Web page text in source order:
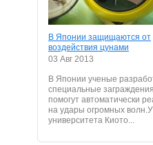
В Японии защищаются от
воздействия цунами
03 Авг 2013
В Японии ученые
специальные
помогут автоматически
на удары огромных
университета Киото...